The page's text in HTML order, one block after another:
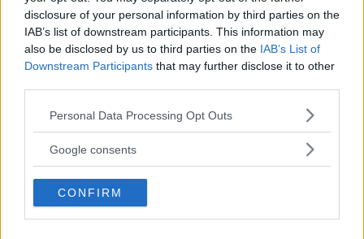
disclosure of your personal information by third parties on the
IAB’s list of downstream participants. This information may
also be disclosed by us to third parties on the IAB’s List of
Downstream Participants that may further disclose it to other
Please note that this website/app uses one or more Google
not limited to your visit or usage behaviour. You may click to
use your data for below specified purposes in below Google
consent section.
Personal Data Processing Opt Outs
Google consents
CONFIRM
Erik Söderholm
Det här är en låst artikel.Logga inför
att fortsätta läsa.
DIGITAL PRENUMERATION